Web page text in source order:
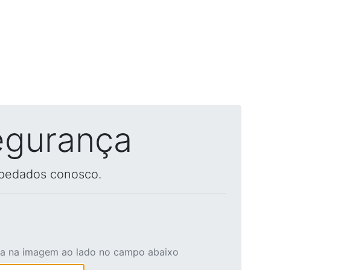
conosco.
na imagem ao lado no campo abaixo